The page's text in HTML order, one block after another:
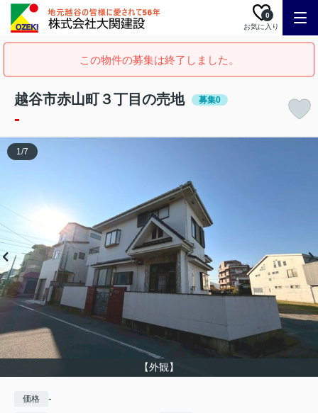
お気に入り
0
この物件の募集は終了しました。
越谷市赤山町３丁目の売地 募集0
-
【外観】
1/7
価格 -